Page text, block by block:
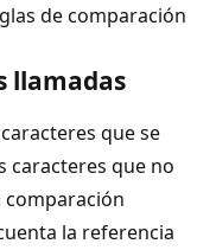
de comparación
llamadas
que se
caracteres que no
comparación
la referencia